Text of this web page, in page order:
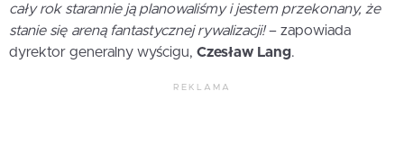
cały rok starannie ją planowaliśmy i jestem przekonany, że
stanie się areną fantastycznej rywalizacji!– zapowiada
dyrektor generalny wyścigu, Czesław Lang.
REKLAMA